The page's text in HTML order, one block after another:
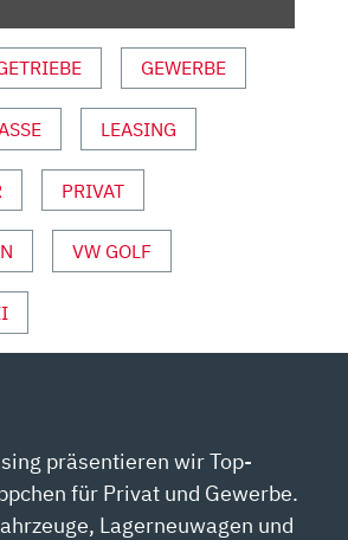
GEWERBE
LEASING
PRIVAT
VW GOLF
präsentieren wir Top-
für Privat und Gewerbe.
Lagerneuwagen und